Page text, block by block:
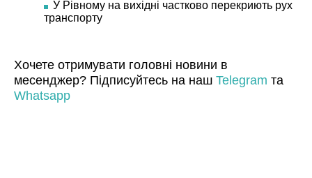
У Рівному на вихідні частково перекриють рух
транспорту
Хочете отримувати головні новини в
месенджер? Підписуйтесь на наш Telegram та
Whatsapp